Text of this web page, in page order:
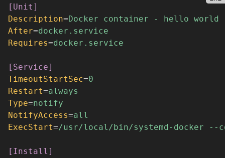
[Unit]
Description=Docker container - hello world
After=docker.service
Requires=docker.service
[Service]
TimeoutStartSec=0
Restart=always
Type=notify
NotifyAccess=all
ExecStart=/usr/local/bin/systemd-docker --
[Install]